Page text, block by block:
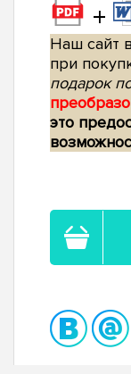
+
Наш сайт
при
подарок
это